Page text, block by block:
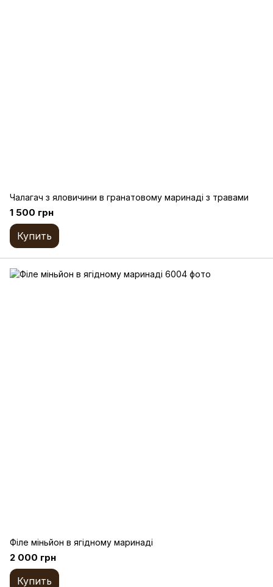
Чалагач з яловичини в гранатовому маринаді з травами
1 500 грн
Купить
Філе міньйон в ягідному маринаді
2 000 грн
Купить